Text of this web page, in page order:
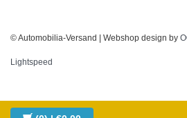
© Automobilia-Versand | Webshop design by
Lightspeed